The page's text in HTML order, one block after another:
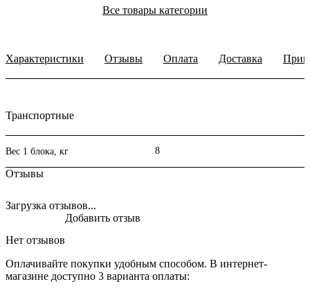
Все товары категории
Характеристики Отзывы Оплата Доставка
Транспортные
Вес 1 блока, кг 8
Отзывы
Загрузка отзывов...
Нет отзывов
Добавить отзыв
Оплачивайте покупки удобным способом. В интернет-
магазине доступно 3 варианта оплаты: